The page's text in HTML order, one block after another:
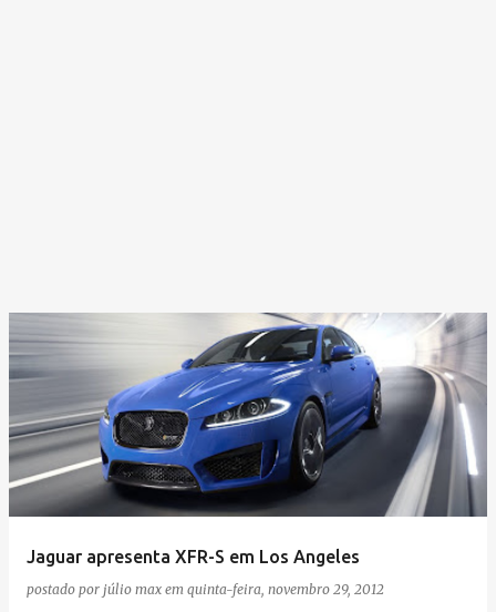
Jaguar apresenta XFR-S em Los Angeles
postado por júlio max em quinta-feira, novembro 29, 2012